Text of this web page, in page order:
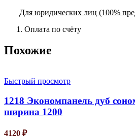
Для юридических лиц (100%
Оплата по счёту
Похожие
Быстрый просмотр
1218 Экономпанель дуб
ширина 1200
4120 ₽